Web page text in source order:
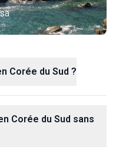
Corée du Sud ?
Corée du Sud sans